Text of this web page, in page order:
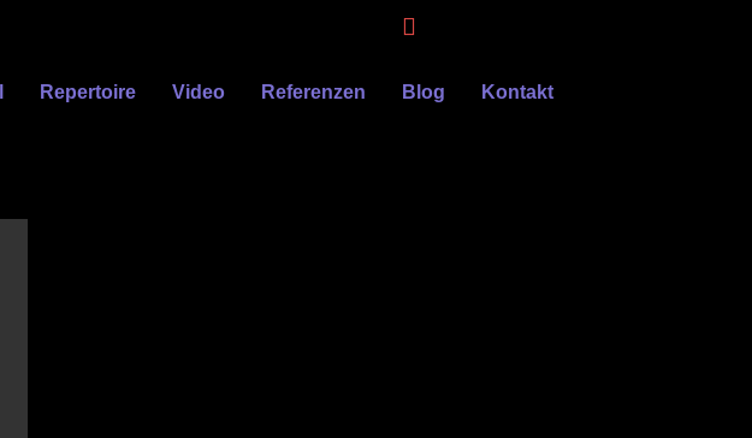
Repertoire Video Referenzen Blog Kontakt